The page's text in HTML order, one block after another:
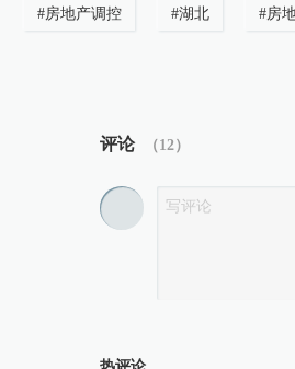
#房地产调控 #湖北 #房
评论 （12）